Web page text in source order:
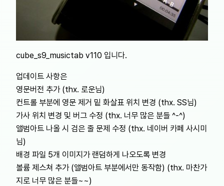
cube_s9_musictab v110 입니다.
업데이트 사항은
영문버전 추가 (thx. 로운님)
컨트롤 부분에 영문 제거 밑 화살표 위치 변경 (thx. SS님)
가사 위치 변경 및 버그 수정 (thx. 너무 많은 분들 ^-^)
앨범아트 나올 시 검은 줄 문제 수정 (thx. 네이버 카페 사시미
님)
배경 파일 5개 이미지가 랜덤하게 나오도록 변경
볼륨 제스쳐 추가 (앨범아트 부분에서만 동작함) (thx. 마찬가
지로 너무 많은 분들~~)